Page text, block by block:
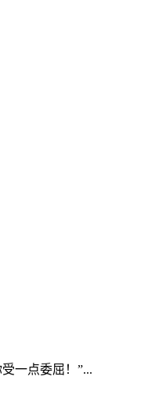
一点委屈！”...